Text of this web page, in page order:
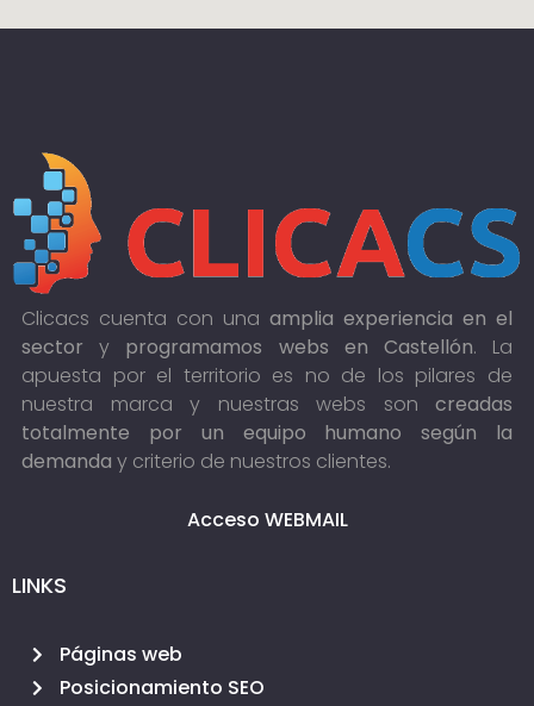
Clicacs cuenta con una amplia experiencia en el
sector y programamos webs en Castellón. La
apuesta por el territorio es no de los pilares de
nuestra marca y nuestras webs son creadas
totalmente por un equipo humano según la
demanda y criterio de nuestros clientes.
Acceso WEBMAIL
LINKS
Páginas web
Posicionamiento SEO